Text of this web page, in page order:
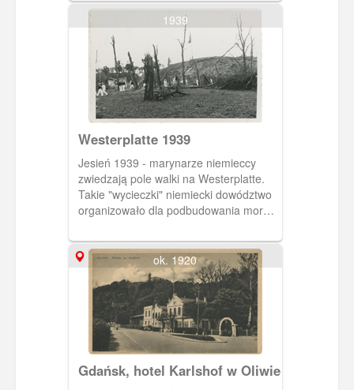
1939
Westerplatte 1939
Jesień 1939 - marynarze niemieccy
zwiedzają pole walki na Westerplatte.
Takie "wycieczki" niemiecki dowództwo
organizowało dla podbudowania morale
ok. 1920
Gdańsk, hotel Karlshof w Oliwie